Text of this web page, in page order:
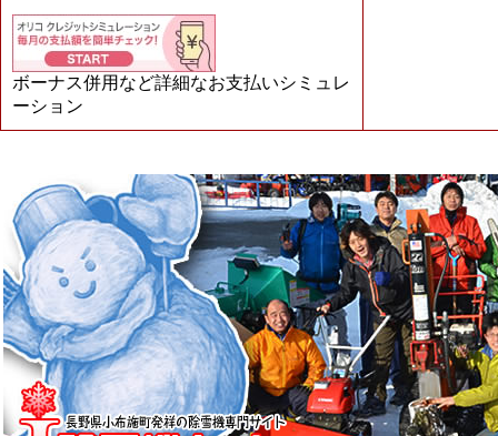
ボーナス併用など詳細なお支払いシミュレ
ーション